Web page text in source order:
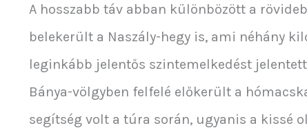
A hosszabb táv abban különbözött a
belekerült a Naszály-hegy is, ami néhány
leginkább jelentős szintemelkedést
Bánya-völgyben felfelé előkerült a
segítség volt a túra során, ugyanis a kissé